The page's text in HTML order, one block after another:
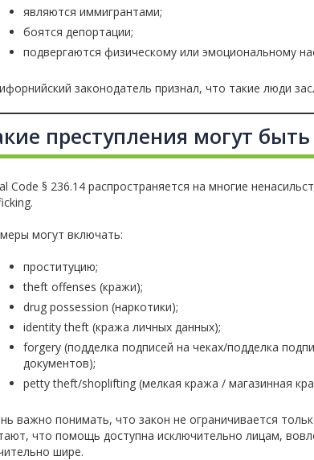
являются иммигрантами;
боятся депортации;
подвергаются физическому или эмоциональному
законодатель признал, что такие люди
преступления могут
Code § 236.14 распространяется на многие
могут включать:
проституцию;
theft offenses (кражи);
drug possession (наркотики);
identity theft (кража личных данных);
forgery (подделка подписей на чеках/подделка
документов);
petty theft/shoplifting (мелкая кража / магазинная
важно понимать, что закон не ограничивается
что помощь доступна исключительно лицам,
шире.